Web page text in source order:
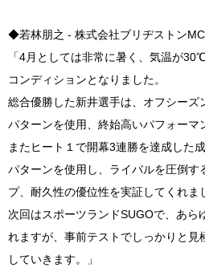
◆若林朋之 - 株式会社ブリヂストン
「4月としては非常に暑く、気温が
コンディションとなりました。
総合優勝した新井選手は、オフシーズ
パターンを使用、終始高いパフォーマ
またヒート１で開幕3連勝を達成した
パターンを使用し、ライバルを圧倒す
プ、耐久性の優位性を実証してくれま
次回はスポーツランドSUGOで、あら
れますが、事前テストでしっかりと見
していきます。」